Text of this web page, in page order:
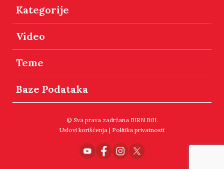
Kategorije
Video
Teme
Baze Podataka
© Sva prava zadržana BIRN BiH.
Uslovi korišćenja | Politika privatnosti